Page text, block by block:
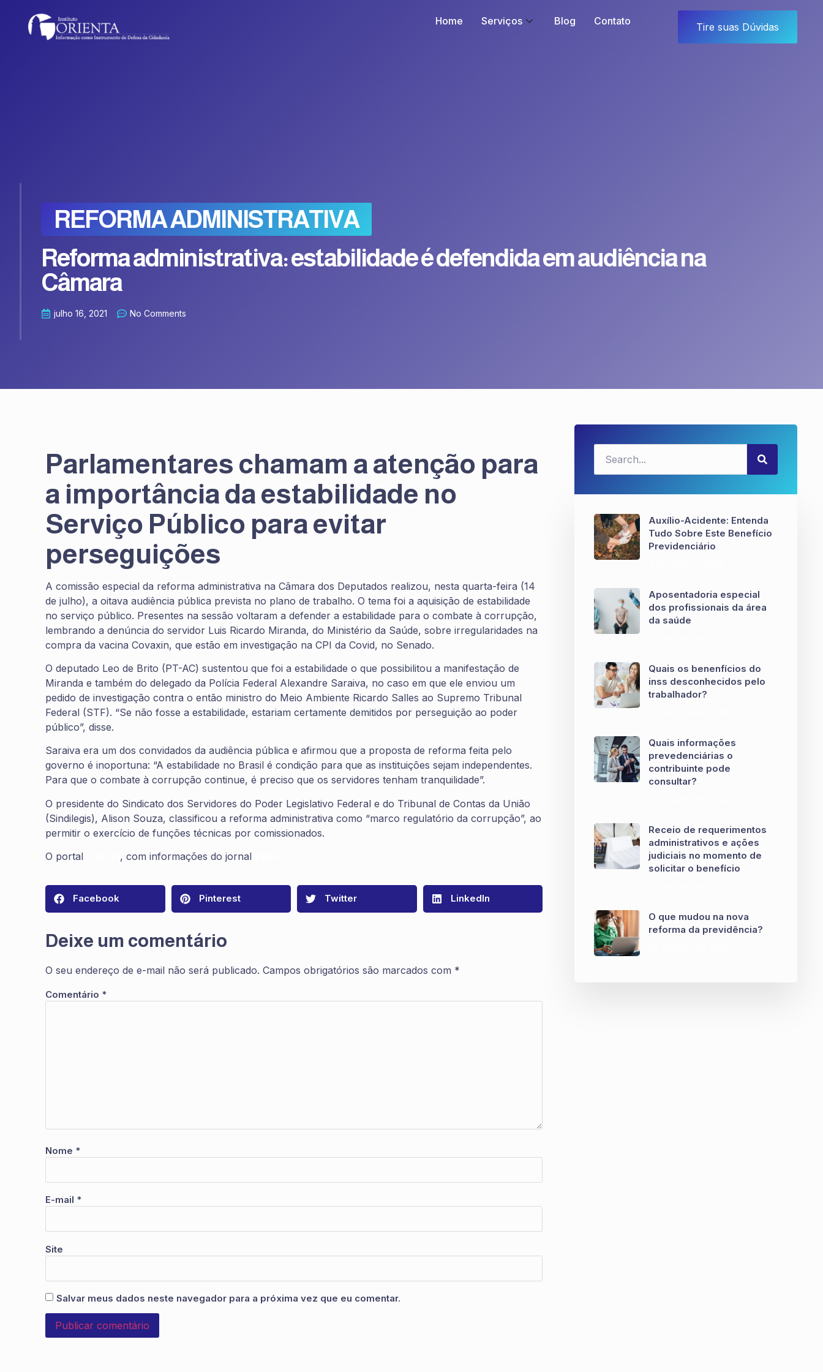
Home Serviços Blog Contato Tire suas Dúvidas
REFORMA ADMINISTRATIVA
Reforma administrativa: estabilidade é defendida em audiência na
Câmara
julho 16, 2021 No Comments
Parlamentares chamam a atenção para
a importância da estabilidade no
Serviço Público para evitar
perseguições
A comissão especial da reforma administrativa na Câmara dos Deputados realizou, nesta quarta-feira (14
de julho), a oitava audiência pública prevista no plano de trabalho. O tema foi a aquisição de estabilidade
no serviço público. Presentes na sessão voltaram a defender a estabilidade para o combate à corrupção,
lembrando a denúncia do servidor Luis Ricardo Miranda, do Ministério da Saúde, sobre irregularidades na
compra da vacina Covaxin, que estão em investigação na CPI da Covid, no Senado.
O deputado Leo de Brito (PT-AC) sustentou que foi a estabilidade o que possibilitou a manifestação de
Miranda e também do delegado da Polícia Federal Alexandre Saraiva, no caso em que ele enviou um
pedido de investigação contra o então ministro do Meio Ambiente Ricardo Salles ao Supremo Tribunal
Federal (STF). “Se não fosse a estabilidade, estariam certamente demitidos por perseguição ao poder
público”, disse.
Saraiva era um dos convidados da audiência pública e afirmou que a proposta de reforma feita pelo
governo é inoportuna: “A estabilidade no Brasil é condição para que as instituições sejam independentes.
Para que o combate à corrupção continue, é preciso que os servidores tenham tranquilidade”.
O presidente do Sindicato dos Servidores do Poder Legislativo Federal e do Tribunal de Contas da União
(Sindilegis), Alison Souza, classificou a reforma administrativa como “marco regulatório da corrupção”, ao
permitir o exercício de funções técnicas por comissionados.
O portal
, com informações do jornal
Facebook Pinterest Twitter LinkedIn
Deixe um comentário
O seu endereço de e-mail não será publicado. Campos obrigatórios são marcados com *
Comentário *
Nome *
E-mail *
Site
Salvar meus dados neste navegador para a próxima vez que eu comentar.
Auxílio-Acidente: Entenda
Tudo Sobre Este Benefício
Previdenciário
Aposentadoria especial
dos profissionais da área
da saúde
Quais os benenfícios do
inss desconhecidos pelo
trabalhador?
Quais informações
prevedenciárias o
contribuinte pode
consultar?
Receio de requerimentos
administrativos e ações
judiciais no momento de
solicitar o benefício
O que mudou na nova
reforma da previdência?